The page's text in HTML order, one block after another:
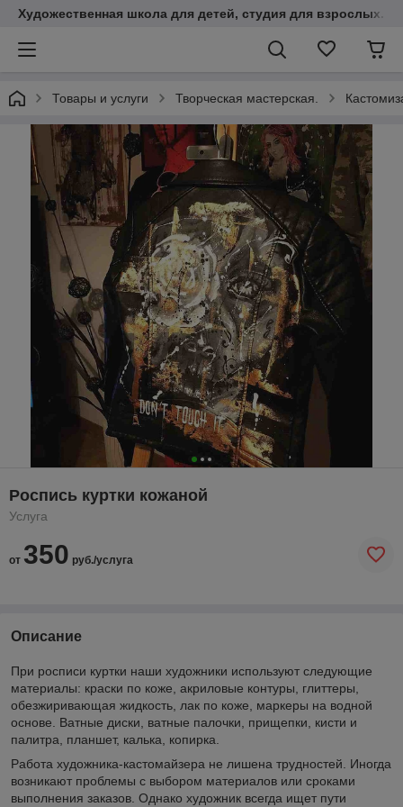
Художественная школа для детей, студия для взрослых.
Товары и услуги Творческая мастерская.
Роспись куртки кожаной
Услуга
от 350 руб./услуга
Описание
При росписи куртки наши художники используют следующие
материалы: краски по коже, акриловые контуры, глиттеры,
обезжиривающая жидкость, лак по коже, маркеры на водной
основе. Ватные диски, ватные палочки, прищепки, кисти и
палитра, планшет, калька, копирка.
Работа художника-кастомайзера не лишена трудностей. Иногда
возникают проблемы с выбором материалов или сроками
выполнения заказов. Однако художник всегда ищет пути